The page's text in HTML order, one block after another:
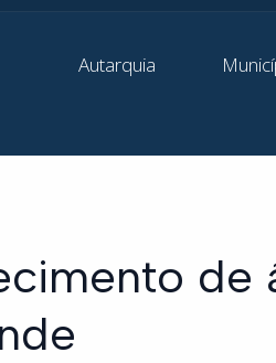
Autarquia
de